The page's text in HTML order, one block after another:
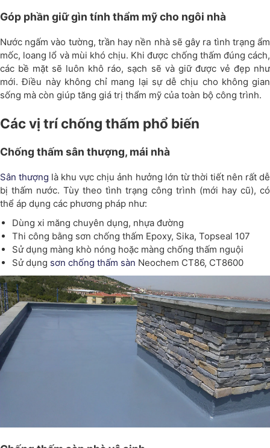
Góp phần giữ gìn tính thẩm mỹ cho ngôi nhà
Nước ngấm vào tường, trần hay nền nhà sẽ gây ra tình trạng ẩm
mốc, loang lổ và mùi khó chịu. Khi được chống thấm đúng cách,
các bề mặt sẽ luôn khô ráo, sạch sẽ và giữ được vẻ đẹp như
mới. Điều này không chỉ mang lại sự dễ chịu cho không gian
sống mà còn giúp tăng giá trị thẩm mỹ của toàn bộ công trình.
Các vị trí chống thấm phổ biến
Chống thấm sân thượng, mái nhà
Sân thượng là khu vực chịu ảnh hưởng lớn từ thời tiết nên rất dễ
bị thấm nước. Tùy theo tình trạng công trình (mới hay cũ), có
thể áp dụng các phương pháp như:
Dùng xi măng chuyên dụng, nhựa đường
Thi công bằng sơn chống thấm Epoxy, Sika, Topseal 107
Sử dụng màng khò nóng hoặc màng chống thấm nguội
Sử dụng sơn chống thấm sàn Neochem CT86, CT8600